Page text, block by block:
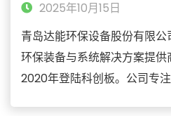
2025年10月15日
青岛达能环保设备股份有限
环保装备与系统解决方案提供
2020年登陆科创板。公司专